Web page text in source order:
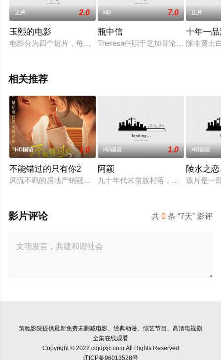
正片 2.0
玉熙的电影
电影分为四个短片，每一个短片里都有一名叫做振久（李善均
HD 7.0
瓶中信
Theresa任职于芝加哥论坛报，一天
正片
十年一
除非黄土
相关推荐
HD国语 1.0
不能错过的只有你2
风流不羁的房地产销冠江来（吴翊歌 饰），为利益化身“深情画
HD国语 1.0
阿颖
九十年代末苗族村落，女孩阿颖反抗
HD国语
陵水之恋
该片是一
共0 条 “7天” 影评
影片评论
策驰影院提供最新免费未删减电影、经典动漫、综艺节目、高清电视剧
全集在线观看
Copyright © 2022 cdjdjxjc.com All Rights Reserved
辽ICP备96013528号